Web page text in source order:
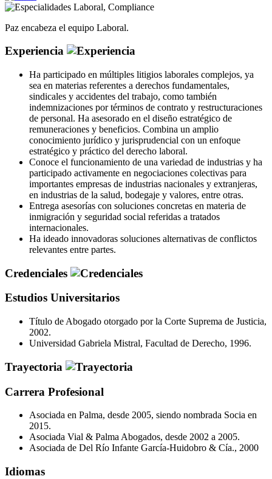
Laboral, Compliance
Paz encabeza el equipo Laboral.
Experiencia
Ha participado en múltiples litigios laborales complejos, ya
sea en materias referentes a derechos fundamentales,
sindicales y accidentes del trabajo, como también
indemnizaciones por términos de contrato y restructuraciones
de personal. Ha asesorado en el diseño estratégico de
remuneraciones y beneficios. Combina un amplio
conocimiento jurídico y jurisprudencial con un enfoque
estratégico y práctico del derecho laboral.
Conoce el funcionamiento de una variedad de industrias y ha
participado activamente en negociaciones colectivas para
importantes empresas de industrias nacionales y extranjeras,
en industrias de la salud, bodegaje y valores, entre otras.
Entrega asesorías con soluciones concretas en materia de
inmigración y seguridad social referidas a tratados
internacionales.
Ha ideado innovadoras soluciones alternativas de conflictos
relevantes entre partes.
Credenciales
Estudios Universitarios
Título de Abogado otorgado por la Corte Suprema de Justicia,
2002.
Universidad Gabriela Mistral, Facultad de Derecho, 1996.
Trayectoria
Carrera Profesional
Asociada en Palma, desde 2005, siendo nombrada Socia en
2015.
Asociada Vial & Palma Abogados, desde 2002 a 2005.
Asociada de Del Río Infante García-Huidobro & Cía., 2000
Idiomas